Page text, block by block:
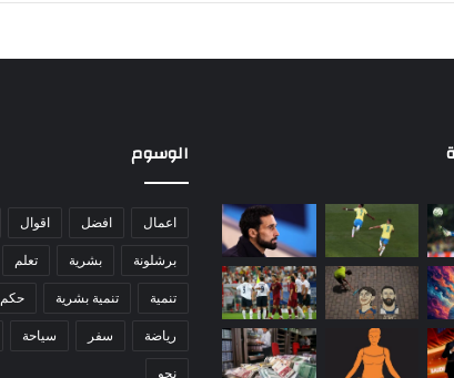
الوسوم
اعمال افضل اقوال
برشلونة بشرية تعلم
تنمية تنمية بشرية حكم
رياضة سفر سياحة
نحو